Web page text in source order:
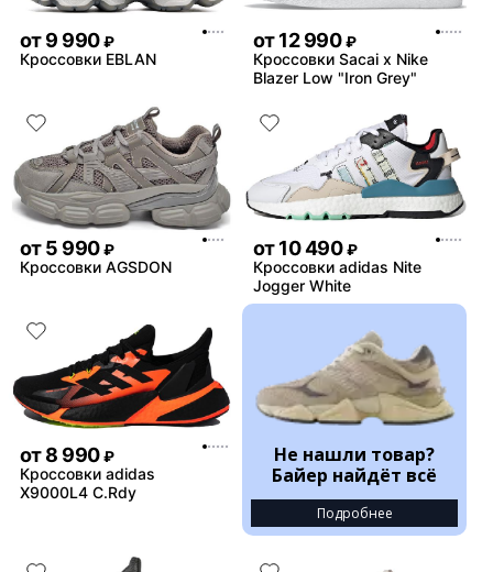
от9 990 ₽
Кроссовки EBLAN
от12 990 ₽
Кроссовки Sacai x Nike
Blazer Low "Iron Grey"
от5 990 ₽
Кроссовки AGSDON
от10 490 ₽
Кроссовки adidas Nite
Jogger White
от8 990 ₽
Кроссовки adidas
X9000L4 C.Rdy
Не нашли товар?
Байер найдёт всё
Подробнее